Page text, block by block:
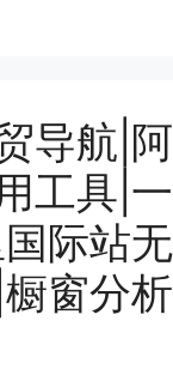
导航|
工具|
际站
窗分